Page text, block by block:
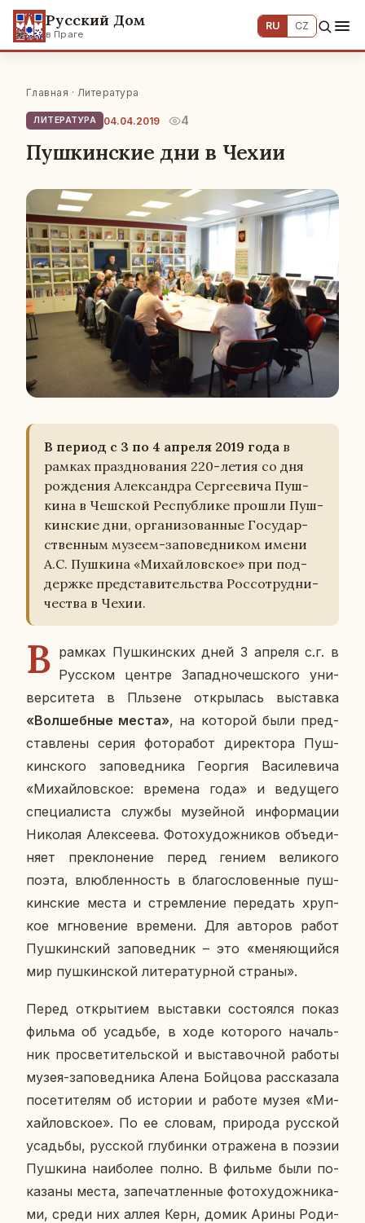
Русский Дом
в Праге
RU CZ
Главная · Литература
ЛИТЕРАТУРА 04.04.2019 4
Пушкинские дни в Чехии
В период с 3 по 4 апреля 2019 года в
рамках празд­но­ва­ния 220-летия со дня
рож­де­ния Алек­сандра Сер­ге­е­ви­ча Пуш­
ки­на в Чеш­ской Рес­пуб­ли­ке прошли Пуш­
кин­ские дни, ор­га­ни­зо­ван­ные Го­су­дар­
ствен­ным музеем-за­по­вед­ни­ком имени
А.С. Пуш­ки­на «Ми­хай­лов­ское» при под­
держ­ке пред­ста­ви­тель­ства Рос­со­труд­ни­
че­ства в Чехии.
В рамках Пуш­кин­ских дней 3 апреля с.г. в
Рус­ском центре За­пад­но­чеш­ско­го уни­
вер­си­те­та в Пль­зене от­кры­лась вы­став­ка
«Вол­шеб­ные места», на ко­то­рой были пред­
став­ле­ны серия фо­то­ра­бот ди­рек­то­ра Пуш­
кин­ско­го за­по­вед­ни­ка Ге­ор­гия Ва­си­ле­ви­ча
«Ми­хай­лов­ское: вре­ме­на года» и ве­ду­ще­го
спе­ци­а­ли­ста службы му­зей­ной ин­фор­ма­ции
Ни­ко­лая Алек­се­е­ва. Фо­то­ху­дож­ни­ков объ­еди­
ня­ет пре­кло­не­ние перед гением ве­ли­ко­го
поэта, влюб­лен­ность в бла­го­сло­вен­ные пуш­
кин­ские места и стрем­ле­ние пе­ре­дать хруп­
кое мгно­ве­ние вре­ме­ни. Для ав­то­ров работ
Пуш­кин­ский за­по­вед­ник – это «ме­ня­ю­щий­ся
мир пуш­кин­ской ли­те­ра­тур­ной страны».
Перед от­кры­ти­ем вы­став­ки со­сто­ял­ся показ
фильма об усадь­бе, в ходе ко­то­ро­го на­чаль­
ник про­све­ти­тель­ской и вы­ста­воч­ной работы
музея-за­по­вед­ни­ка Алена Бой­цо­ва рас­ска­за­ла
по­се­ти­те­лям об ис­то­рии и работе музея «Ми­
хай­лов­ское». По ее словам, при­ро­да рус­ской
усадь­бы, рус­ской глу­бин­ки от­ра­же­на в поэзии
Пуш­ки­на наи­бо­лее полно. В фильме были по­
ка­за­ны места, за­пе­чат­лен­ные фо­то­ху­дож­ни­ка­
ми, среди них аллея Керн, домик Арины Ро­ди­